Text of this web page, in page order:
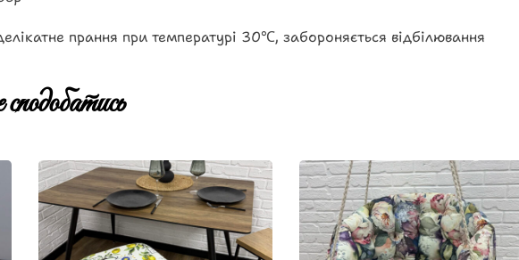
прання при температурі 30℃, забороняється відбілювання